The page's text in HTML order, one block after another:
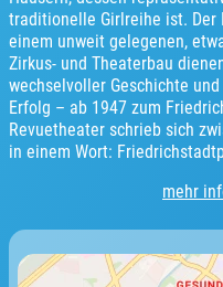
traditionelle Girlreihe ist. Der
einem unweit gelegenen,
Zirkus- und Theaterbau
wechselvoller Geschichte
Erfolg – ab 1947 zum
Revuetheater schrieb sich
in einem Wort:
mehr